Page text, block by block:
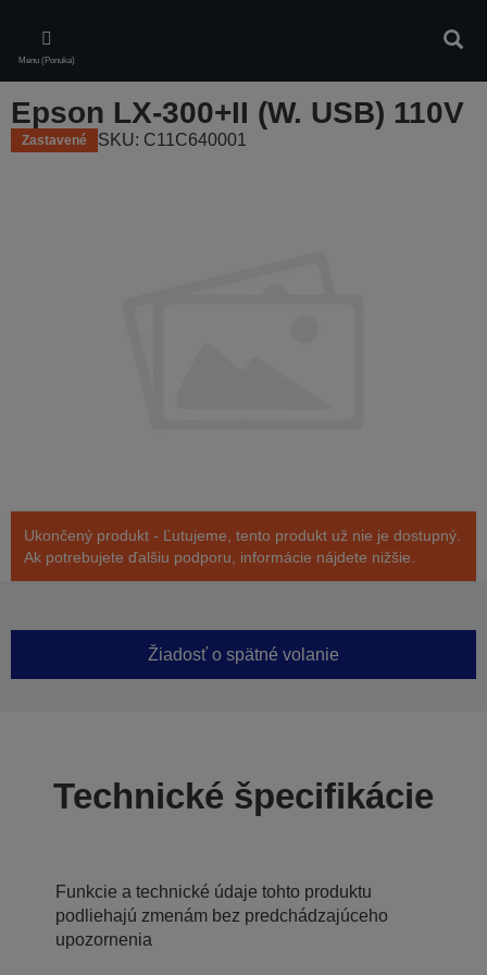
main
content
Menu (Ponuka)
Epson LX-300+II (W. USB) 110V
Zastavené SKU: C11C640001
Ukončený produkt - Ľutujeme, tento produkt už nie je dostupný.
Ak potrebujete ďalšiu podporu, informácie nájdete nižšie.
Žiadosť o spätné volanie
Technické špecifikácie
Funkcie a technické údaje tohto produktu
podliehajú zmenám bez predchádzajúceho
upozornenia